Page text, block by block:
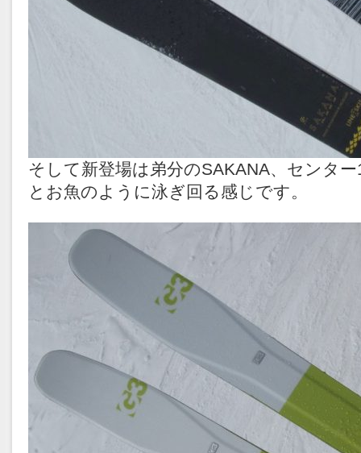
そして新登場は弟分のSAKANA、センタ
とお魚のように泳ぎ回る感じです。